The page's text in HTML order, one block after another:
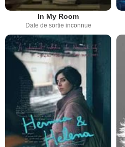
In My Room
Date de sortie inconnue